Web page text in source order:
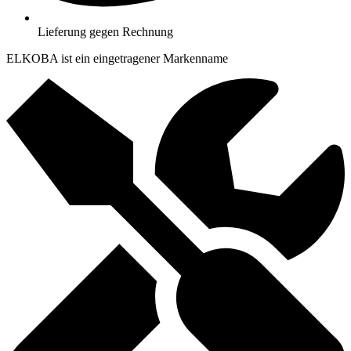
Lieferung gegen Rechnung
ELKOBA ist ein eingetragener Markenname